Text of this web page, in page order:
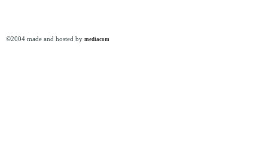
©2004 made and hosted by mediacom